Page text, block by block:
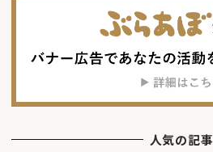
人気の記事